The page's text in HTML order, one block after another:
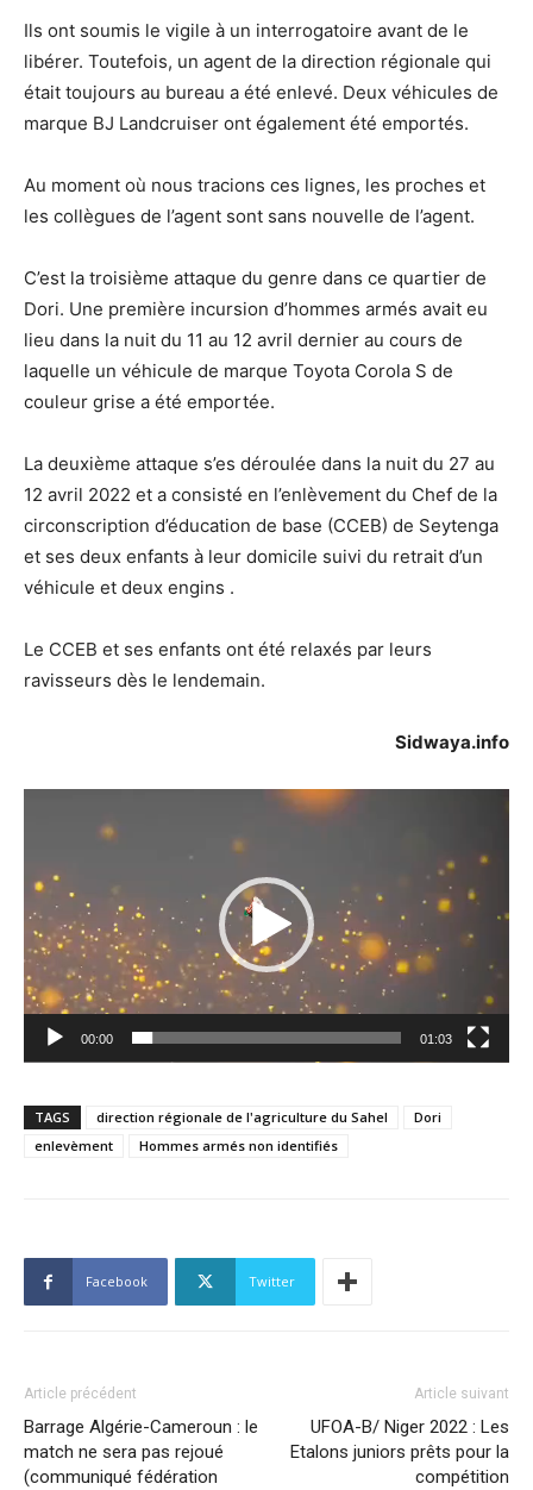
Ils ont soumis le vigile à un interrogatoire avant de le
libérer. Toutefois, un agent de la direction régionale qui
était toujours au bureau a été enlevé. Deux véhicules de
marque BJ Landcruiser ont également été emportés.
Au moment où nous tracions ces lignes, les proches et
les collègues de l’agent sont sans nouvelle de l’agent.
C’est la troisième attaque du genre dans ce quartier de
Dori. Une première incursion d’hommes armés avait eu
lieu dans la nuit du 11 au 12 avril dernier au cours de
laquelle un véhicule de marque Toyota Corola S de
couleur grise a été emportée.
La deuxième attaque s’es déroulée dans la nuit du 27 au
12 avril 2022 et a consisté en l’enlèvement du Chef de la
circonscription d’éducation de base (CCEB) de Seytenga
et ses deux enfants à leur domicile suivi du retrait d’un
véhicule et deux engins .
Le CCEB et ses enfants ont été relaxés par leurs
ravisseurs dès le lendemain.
Sidwaya.info
Lecteur
00:00 01:03
TAGS direction régionale de l'agriculture du Sahel
Dori
enlevèment
Hommes armés non identifiés
Facebook Twitter
Article précédent
Barrage Algérie-Cameroun : le
match ne sera pas rejoué
(communiqué fédération
Article suivant
UFOA-B/ Niger 2022 : Les
Etalons juniors prêts pour la
compétition